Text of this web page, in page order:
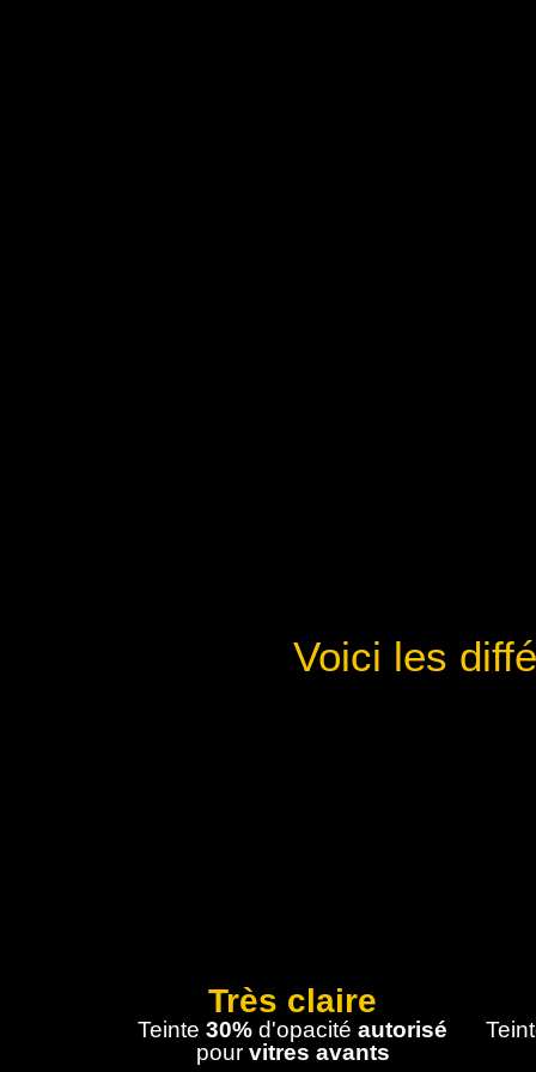
Voici les
Très claire
Teinte 30% d'opacité autorisé
pour vitres avants